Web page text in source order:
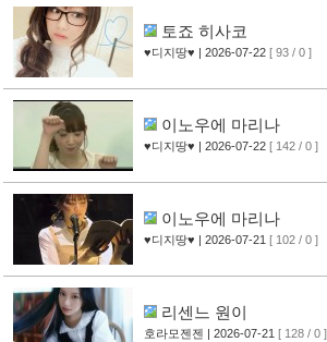
토죠 히사코
♥디지땅♥ | 2026-07-22 [ 93 / 0 ]
이노우에 마리나
♥디지땅♥ | 2026-07-22 [ 142 / 0 ]
이노우에 마리나
♥디지땅♥ | 2026-07-21 [ 102 / 0 ]
리센느 원이
호라모젠젠 | 2026-07-21 [ 128 / 0 ]